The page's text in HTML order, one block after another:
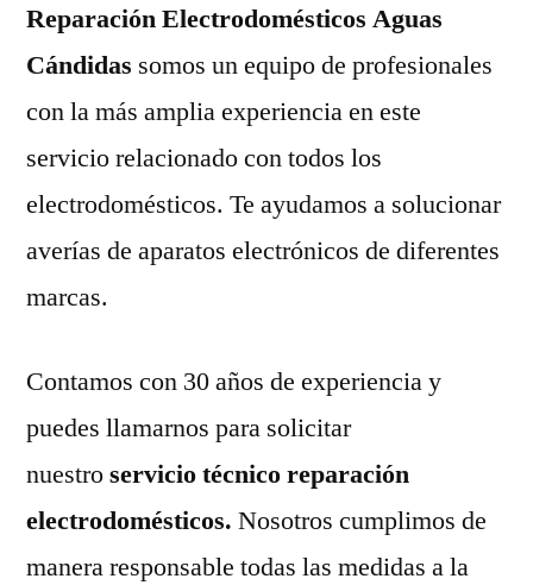
Reparación Electrodomésticos Aguas
Cándidas somos un equipo de profesionales
con la más amplia experiencia en este
servicio relacionado con todos los
electrodomésticos. Te ayudamos a solucionar
averías de aparatos electrónicos de diferentes
marcas.
Contamos con 30 años de experiencia y
puedes llamarnos para solicitar
nuestroservicio técnico reparación
electrodomésticos. Nosotros cumplimos de
manera responsable todas las medidas a la